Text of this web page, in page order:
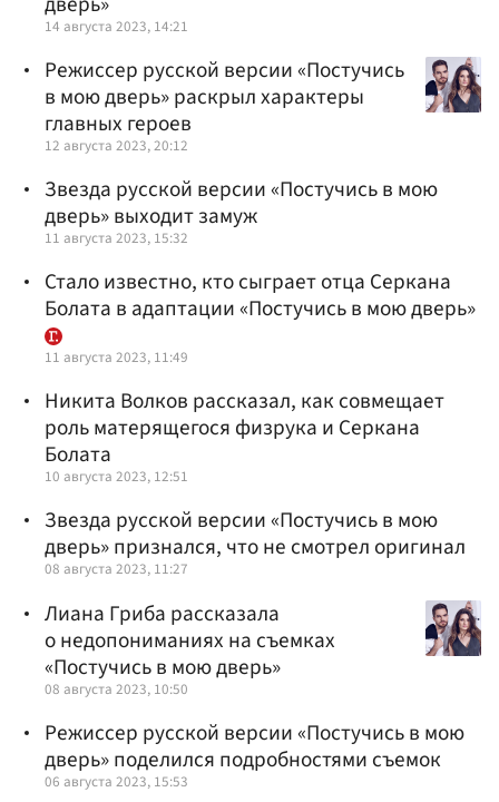
14 августа 2023, 14:21
Режиссер русской версии «Постучись
в мою дверь» раскрыл характеры
главных героев
12 августа 2023, 20:12
Звезда русской версии «Постучись в мою
дверь» выходит замуж
11 августа 2023, 15:32
Стало известно, кто сыграет отца Серкана
Болата в адаптации «Постучись в мою дверь»
11 августа 2023, 11:49
Никита Волков рассказал, как совмещает
роль матерящегося физрука и Серкана
Болата
10 августа 2023, 12:51
Звезда русской версии «Постучись в мою
дверь» признался, что не смотрел оригинал
08 августа 2023, 11:27
Лиана Гриба рассказала
о недопониманиях на съемках
«Постучись в мою дверь»
08 августа 2023, 10:50
Режиссер русской версии «Постучись в мою
дверь» поделился подробностями съемок
06 августа 2023, 15:53